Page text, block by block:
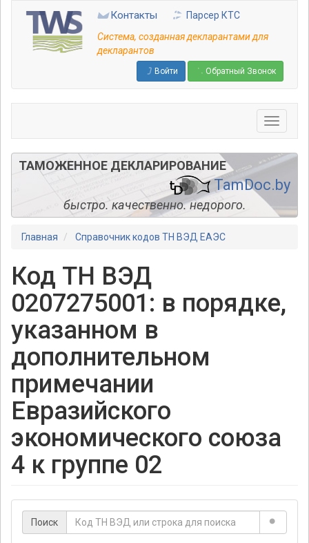
основному
содержанию
Контакты
Парсер КТС
Система, созданная декларантами для
декларантов
Войти Обратный Звонок
ТАМОЖЕННОЕ ДЕКЛАРИРОВАНИЕ
TamDoc.by
быстро. качественно. недорого.
Главная Справочник кодов ТН ВЭД ЕАЭС
Код ТН ВЭД
0207275001: в порядке,
указанном в
дополнительном
примечании
Евразийского
экономического союза
4 к группе 02
Поиск